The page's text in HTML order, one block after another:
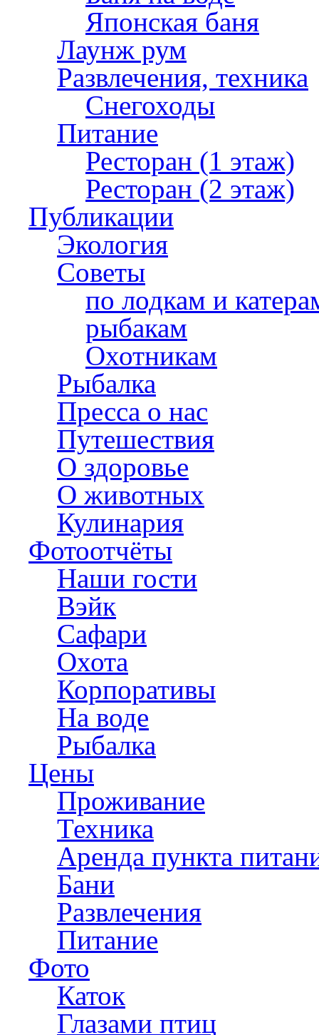
Японская баня
Лаунж рум
Развлечения, техника
Снегоходы
Питание
Ресторан (1 этаж)
Ресторан (2 этаж)
Публикации
Экология
Советы
по лодкам и
рыбакам
Охотникам
Рыбалка
Пресса о нас
Путешествия
О здоровье
О животных
Кулинария
Фотоотчёты
Наши гости
Вэйк
Сафари
Охота
Корпоративы
На воде
Рыбалка
Цены
Проживание
Техника
Аренда пункта
Бани
Развлечения
Питание
Фото
Каток
Глазами птиц